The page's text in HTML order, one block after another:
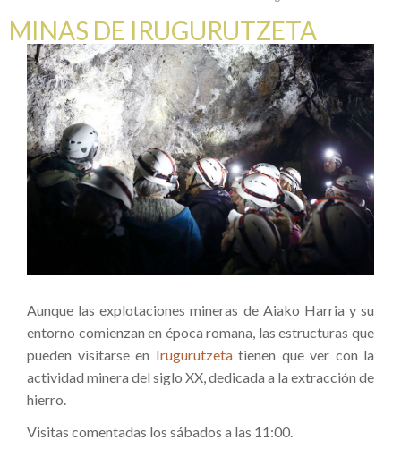
MINAS DE IRUGURUTZETA
Aunque las explotaciones mineras de Aiako Harria y su
entorno comienzan en época romana, las estructuras que
pueden visitarse en Irugurutzetatienen que ver con la
actividad minera del siglo XX, dedicada a la extracción de
hierro.
Visitas comentadas los sábados a las 11:00.